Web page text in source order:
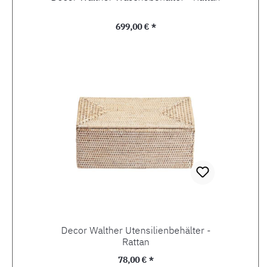
Regulärer Preis:
699,00 € *
Decor Walther Utensilienbehälter -
Rattan
Regulärer Preis:
78,00 € *